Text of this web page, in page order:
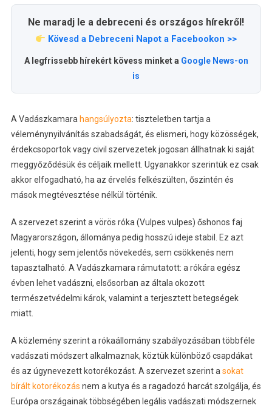
Ne maradj le a debreceni és országos hírekről!
Kövesd a Debreceni Napot a Facebookon >>
A legfrissebb hírekért kövess minket a Google News-on
is
A Vadászkamara hangsúlyozta: tiszteletben tartja a
véleménynyilvánítás szabadságát, és elismeri, hogy közösségek,
érdekcsoportok vagy civil szervezetek jogosan állhatnak ki saját
meggyőződésük és céljaik mellett. Ugyanakkor szerintük ez csak
akkor elfogadható, ha az érvelés felkészülten, őszintén és
mások megtévesztése nélkül történik.
A szervezet szerint a vörös róka (Vulpes vulpes) őshonos faj
Magyarországon, állománya pedig hosszú ideje stabil. Ez azt
jelenti, hogy sem jelentős növekedés, sem csökkenés nem
tapasztalható. A Vadászkamara rámutatott: a rókára egész
évben lehet vadászni, elsősorban az általa okozott
természetvédelmi károk, valamint a terjesztett betegségek
miatt.
A közlemény szerint a rókaállomány szabályozásában többféle
vadászati módszert alkalmaznak, köztük különböző csapdákat
és az úgynevezett kotorékozást. A szervezet szerint a sokat
bírált kotorékozás nem a kutya és a ragadozó harcát szolgálja, és
Európa országainak többségében legális vadászati módszernek